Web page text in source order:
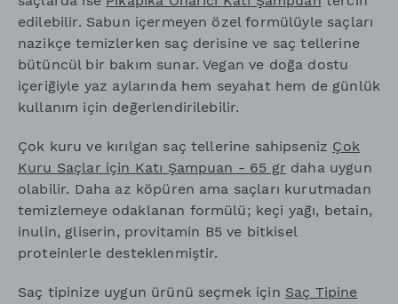
edilebilir. Sabun içermeyen özel formülüyle saçları
nazikçe temizlerken saç derisine ve saç tellerine
bütüncül bir bakım sunar. Vegan ve doğa dostu
içeriğiyle yaz aylarında hem seyahat hem de günlük
kullanım için değerlendirilebilir.
Çok kuru ve kırılgan saç tellerine sahipseniz Çok
Kuru Saçlar için Katı Şampuan - 65 gr daha uygun
olabilir. Daha az köpüren ama saçları kurutmadan
temizlemeye odaklanan formülü; keçi yağı, betain,
inulin, gliserin, provitamin B5 ve bitkisel
proteinlerle desteklenmiştir.
Saç tipinize uygun ürünü seçmek için Saç Tipine